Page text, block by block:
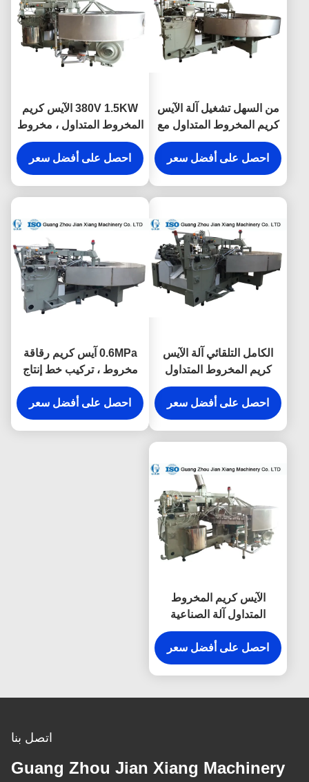
من السهل تشغيل آلة الآيس
كريم المخروط المتداول مع
استهلاك الغاز 5 كجم / ساعة
احصل على أفضل سعر
380V 1.5KW الآيس كريم
المخروط المتداول ، مخروط
البسكويت ماكينة
احصل على أفضل سعر
الكامل التلقائي آلة الآيس
كريم المخروط المتداول
لصنع الآيس كريم المخروط
احصل على أفضل سعر
0.6MPa آيس كريم رقاقة
مخروط ، تركيب خط إنتاج
السكر مخروط الميدان
احصل على أفضل سعر
الآيس كريم المخروط
المتداول آلة الصناعية
L3.2xW2.7xH2.1M ضمان
سنة واحدة
احصل على أفضل سعر
اتصل بنا
Guang Zhou Jian Xiang